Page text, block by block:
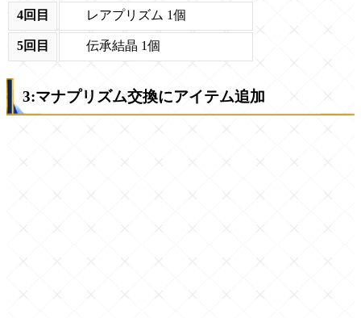
4回目
レアプリズム 1個
5回目 伝承結晶 1個
3:マナプリズム交換にアイテム追加